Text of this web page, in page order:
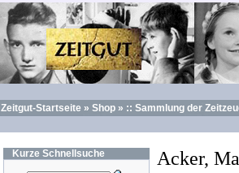
Zeitgut-Startseite » Shop » :: Sammlung der
Kurze Schnellsuche
Acker,